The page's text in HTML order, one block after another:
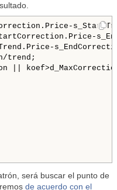
trend;
||
será buscar el punto de
de acuerdo con el